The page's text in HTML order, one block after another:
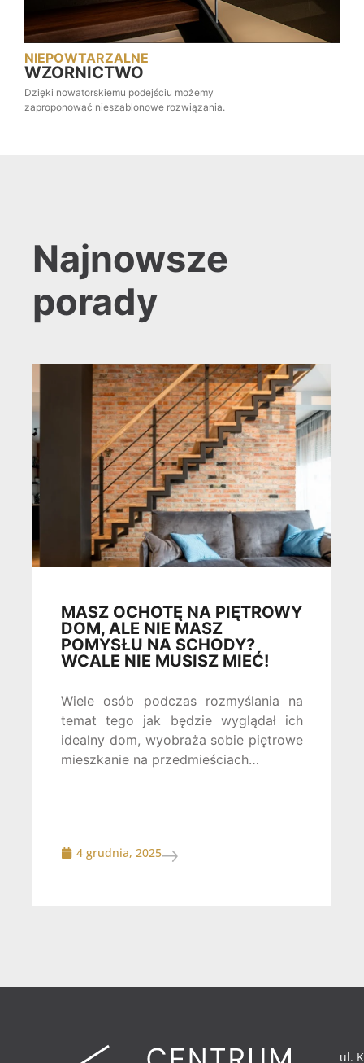
NIEPOWTARZALNE
WZORNICTWO
Dzięki nowatorskiemu podejściu możemy
zaproponować nieszablonowe rozwiązania.
Najnowsze
porady
MASZ OCHOTĘ NA PIĘTROWY
DOM, ALE NIE MASZ
POMYSŁU NA SCHODY?
WCALE NIE MUSISZ MIEĆ!
Wiele osób podczas rozmyślania na
temat tego jak będzie wyglądał ich
idealny dom, wyobraża sobie piętrowe
mieszkanie na przedmieściach…
4 grudnia, 2025
ul.